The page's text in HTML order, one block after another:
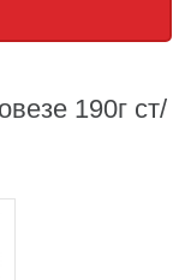
190г ст/